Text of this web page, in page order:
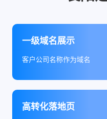
一级域名展示
客户公司名称作为域名
高转化落地页